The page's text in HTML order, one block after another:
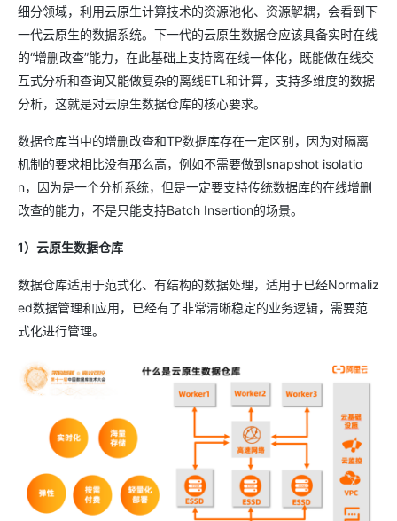
细分领域，利用云原生计算技术的资源池化、资源解耦，会看到下
一代云原生的数据系统。下一代的云原生数据仓应该具备实时在线
的“增删改查”能力，在此基础上支持离在线一体化，既能做在线交
互式分析和查询又能做复杂的离线ETL和计算，支持多维度的数据
分析，这就是对云原生数据仓库的核心要求。
数据仓库当中的增删改查和TP数据库存在一定区别，因为对隔离
机制的要求相比没有那么高，例如不需要做到snapshot isolatio
n，因为是一个分析系统，但是一定要支持传统数据库的在线增删
改查的能力，不是只能支持Batch Insertion的场景。
1）云原生数据仓库
数据仓库适用于范式化、有结构的数据处理，适用于已经Normaliz
ed数据管理和应用，已经有了非常清晰稳定的业务逻辑，需要范
式化进行管理。